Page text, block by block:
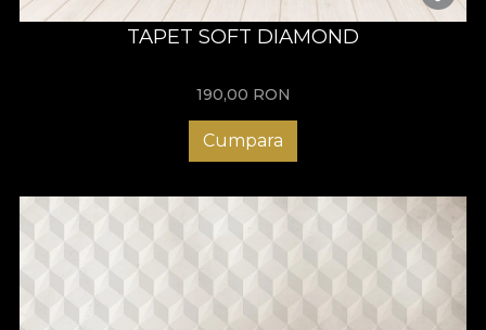
TAPET SOFT DIAMOND
190,00 RON
Cumpara